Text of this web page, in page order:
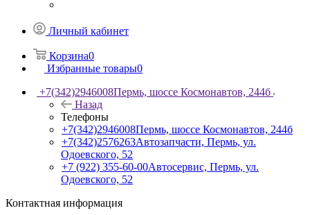
Личный кабинет
Корзина0
Избранные товары0
+7(342)2946008Пермь, шоссе Космонавтов, 244б
Назад
Телефоны
+7(342)2946008Пермь, шоссе Космонавтов, 244б
+7(342)2576263Автозапчасти, Пермь, ул.
Одоевского, 52
+7 (922) 355-60-00Автосервис, Пермь, ул.
Одоевского, 52
Контактная информация